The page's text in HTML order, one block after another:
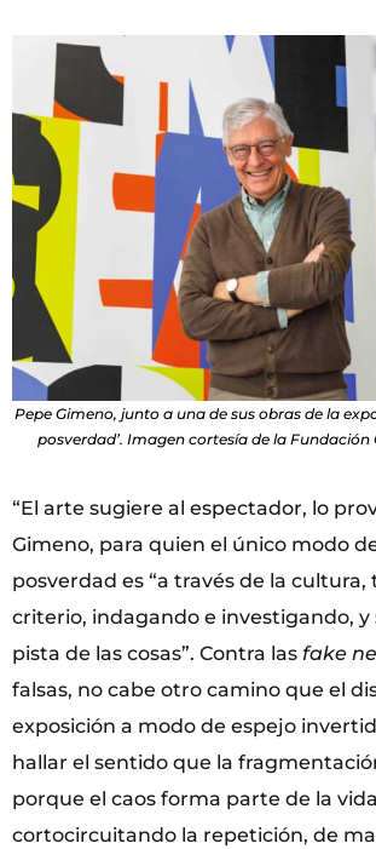
Pepe Gimeno, junto a una de sus obras de la
posverdad’. Imagen cortesía de la Fundación
“El arte sugiere al espectador, lo
Gimeno, para quien el único modo
posverdad es “a través de la
criterio, indagando e investigando, y
pista de las cosas”. Contra las fake
falsas, no cabe otro camino que el
exposición a modo de espejo
hallar el sentido que la
porque el caos forma parte de la
cortocircuitando la repetición, de